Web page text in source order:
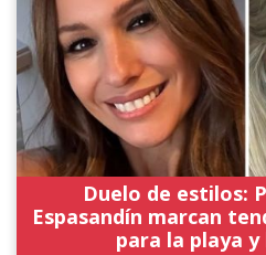
Duelo de estilos:
Espasandín marcan
para la playa